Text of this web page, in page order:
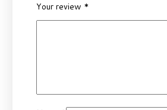
Your review *